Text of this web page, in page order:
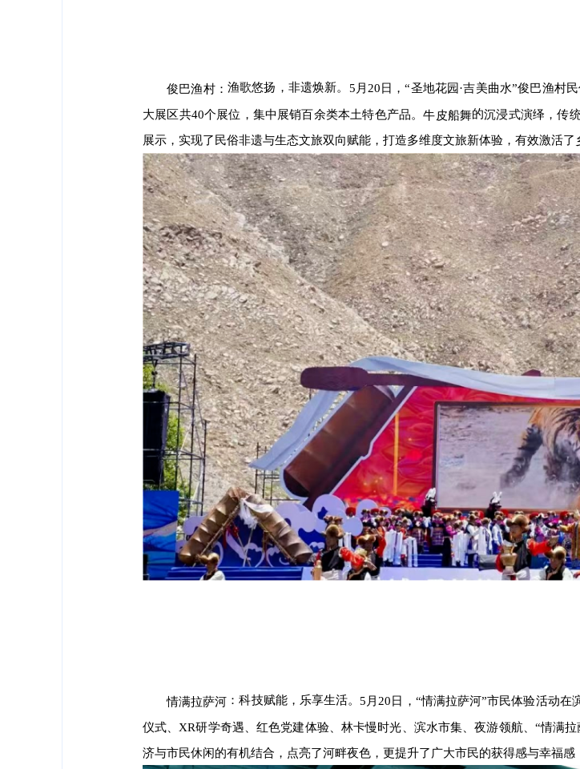
俊巴渔村： 渔歌悠扬，非遗焕新。 5月20日，“圣地花园 ·吉美曲水”俊巴渔村
大展区共40个展位，集中展销百余类本土特色产品。牛皮船舞的沉浸式演绎，传
展示，实现了民俗非遗与生态文旅双向赋能，打造多维度文旅新体验，有效激活了
情满拉萨河 ：科技赋能，乐享生活。 5月20日，“情满拉萨河”市民体验活动在
仪式、 XR研学奇遇、红色党建体验、林卡慢时光、滨水市集、夜游领航、“情满
济与市民休闲的有机结合，点亮了河畔夜色，更提升了广大市民的获得感与幸福感